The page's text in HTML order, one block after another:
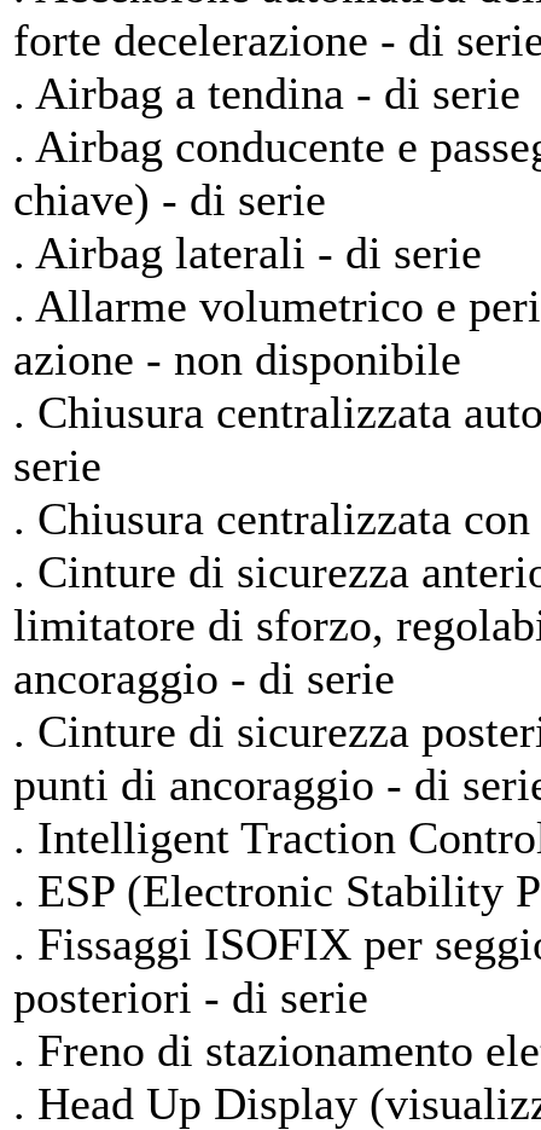
forte decelerazione - di
. Airbag a tendina - di serie
. Airbag conducente e
chiave) - di serie
. Airbag laterali - di serie
. Allarme volumetrico e
azione - non disponibile
. Chiusura centralizzata
serie
. Chiusura centralizzata
. Cinture di sicurezza
limitatore di sforzo,
ancoraggio - di serie
. Cinture di sicurezza
punti di ancoraggio - di
. Intelligent Traction
. ESP (Electronic Stability
. Fissaggi ISOFIX per
posteriori - di serie
. Freno di stazionamento
. Head Up Display